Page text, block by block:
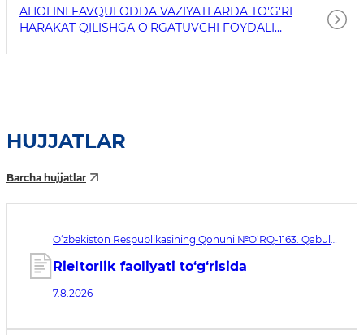
AHOLINI FAVQULODDA VAZIYATLARDA TO'G'RI
HARAKAT QILISHGA O'RGATUVCHI FOYDALI
HUJJATLAR
Barcha hujjatlar
O‘zbekiston Respublikasining Qonuni №O‘RQ-1163. Qabul
Rieltorlik faoliyati to‘g‘risida
7.8.2026